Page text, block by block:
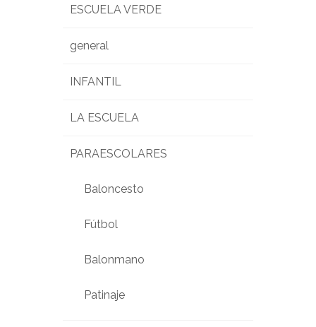
ESCUELA VERDE
general
INFANTIL
LA ESCUELA
PARAESCOLARES
Baloncesto
Fútbol
Balonmano
Patinaje